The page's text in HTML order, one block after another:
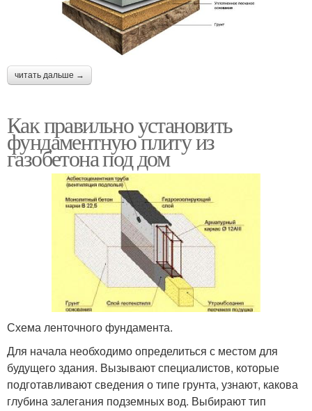
читать дальше →
Как правильно установить
фундаментную плиту из
газобетона под дом
Схема ленточного фундамента.
Для начала необходимо определиться с местом для
будущего здания. Вызывают специалистов, которые
подготавливают сведения о типе грунта, узнают, какова
глубина залегания подземных вод. Выбирают тип